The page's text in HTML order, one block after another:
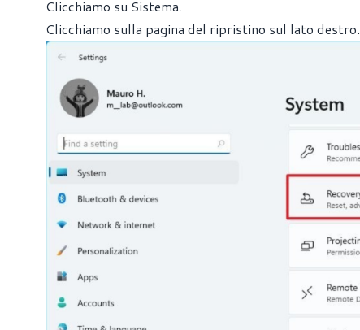
Clicchiamo su Sistema.
Clicchiamo sulla pagina del ripristino sul lato destro.